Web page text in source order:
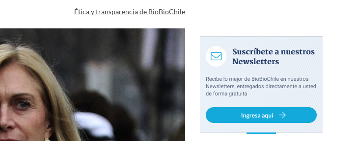
Ética y transparencia de BioBioChile